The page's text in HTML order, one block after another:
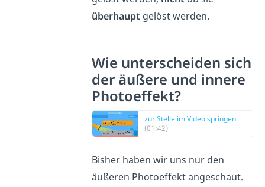
überhaupt gelöst werden.
Wie unterscheiden sich
der äußere und innere
Photoeffekt?
zur Stelle im Video springen
(01:42)
Bisher haben wir uns nur den
äußeren Photoeffekt angeschaut.